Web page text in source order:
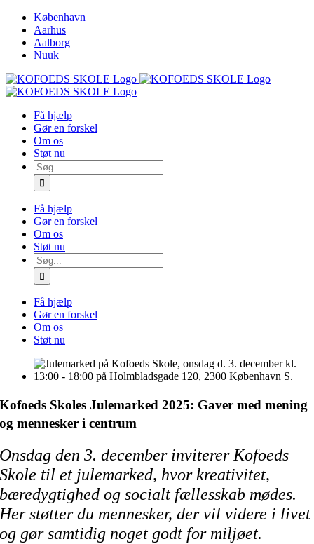
Skip
content
København
Aarhus
Aalborg
Nuuk
Få hjælp
Gør en forskel
Om os
Støt nu
Søg
efter:
Få hjælp
Gør en forskel
Om os
Støt nu
Søg
efter:
Få hjælp
Gør en forskel
Om os
Støt nu
Kofoeds Skoles Julemarked 2025: Gaver med mening
og mennesker i centrum
Onsdag den 3. december inviterer Kofoeds
Skole til et julemarked, hvor kreativitet,
bæredygtighed og socialt fællesskab mødes.
Her støtter du mennesker, der vil videre i livet
og gør samtidig noget godt for miljøet.